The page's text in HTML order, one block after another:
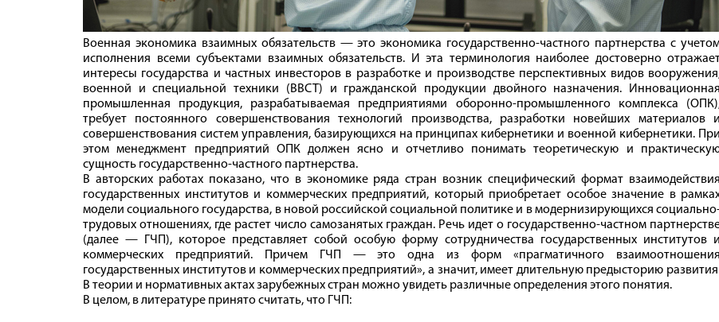
Военная экономика взаимных обязательств — это экономика государственно-частного партнерства с
исполнения всеми субъектами взаимных обязательств. И эта терминология наиболее достоверно
интересы государства и частных инвесторов в разработке и производстве перспективных видов
военной и специальной техники (ВВСТ) и гражданской продукции двойного назначения. Инновационная
промышленная продукция, разрабатываемая предприятиями оборонно-промышленного комплекса
требует постоянного совершенствования технологий производства, разработки новейших материалов и
совершенствования систем управления, базирующихся на принципах кибернетики и военной кибернетики. При
этом менеджмент предприятий ОПК должен ясно и отчетливо понимать теоретическую и
сущность государственно-частного партнерства.
В авторских работах показано, что в экономике ряда стран возник специфический формат взаимодействия
государственных институтов и коммерческих предприятий, который приобретает особое значение в
модели социального государства, в новой российской социальной политике и в модернизирующихся
трудовых отношениях, где растет число самозанятых граждан. Речь идет о государственно-частном
(далее — ГЧП), которое представляет собой особую форму сотрудничества государственных институтов и
коммерческих предприятий. Причем ГЧП — это одна из форм «прагматичного взаимоотношения
государственных институтов и коммерческих предприятий», а значит, имеет длительную предысторию
В теории и нормативных актах зарубежных стран можно увидеть различные определения этого понятия.
В целом, в литературе принято считать, что ГЧП: